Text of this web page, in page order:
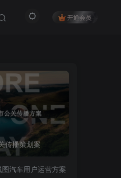
开通会员
传播策划案
汽车用户运营方案